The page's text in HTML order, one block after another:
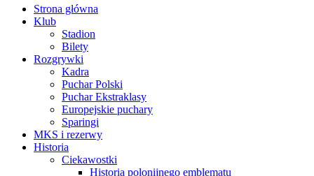
Strona główna
Klub
Stadion
Bilety
Rozgrywki
Kadra
Puchar Polski
Puchar Ekstraklasy
Europejskie puchary
Sparingi
MKS i rezerwy
Historia
Ciekawostki
Historia polonijnego emblematu